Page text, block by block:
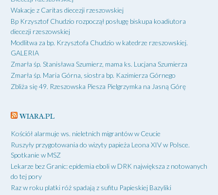
Wakacje z Caritas diecezji rzeszowskiej
Bp Krzysztof Chudzio rozpoczął posługę biskupa koadiutora
diecezji rzeszowskiej
Modlitwa za bp. Krzysztofa Chudzio w katedrze rzeszowskiej.
GALERIA
Zmarła śp. Stanisława Szumierz, mama ks. Lucjana Szumierza
Zmarła śp. Maria Górna, siostra bp. Kazimierza Górnego
Zbliża się 49. Rzeszowska Piesza Pielgrzymka na Jasną Górę
WIARA.PL
Kościół alarmuje ws. nieletnich migrantów w Ceucie
Ruszyły przygotowania do wizyty papieża Leona XIV w Polsce.
Spotkanie w MSZ
Lekarze bez Granic: epidemia eboli w DRK największa z notowanych
do tej pory
Raz w roku platki róż spadają z sufitu Papieskiej Bazyliki